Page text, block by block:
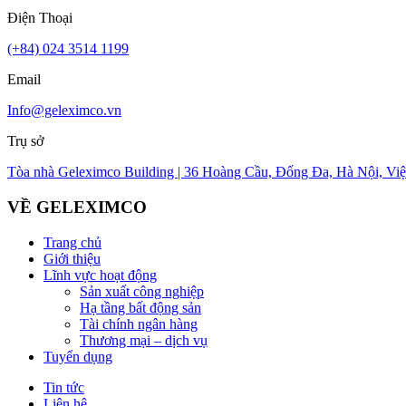
Điện Thoại
(+84) 024 3514 1199
Email
Info@geleximco.vn
Trụ sở
Tòa nhà Geleximco Building | 36 Hoàng Cầu, Đống Đa, Hà Nội,
VỀ GELEXIMCO
Trang chủ
Giới thiệu
Lĩnh vực hoạt động
Sản xuất công nghiệp
Hạ tầng bất động sản
Tài chính ngân hàng
Thương mại – dịch vụ
Tuyển dụng
Tin tức